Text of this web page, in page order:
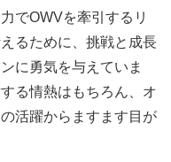
でOWVを牽引するリ
るために、挑戦と成長
に勇気を与えていま
る情熱はもちろん、オ
活躍からますます目が